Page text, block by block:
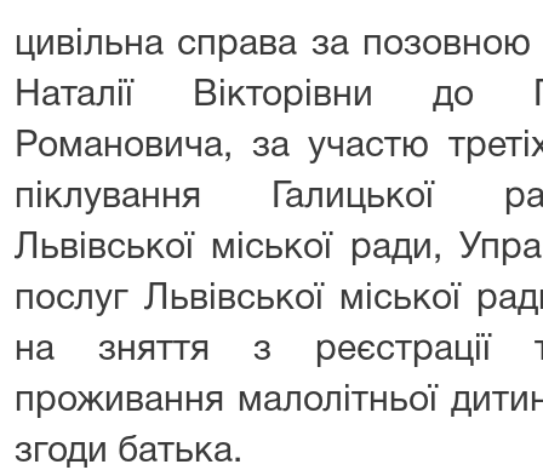
цивільна справа за
Наталії Вікторівни до
Романовича, за участю
піклування Галицької
Львівської міської ради,
послуг Львівської міської
на зняття з реєстрації
проживання малолітньої
згоди батька.